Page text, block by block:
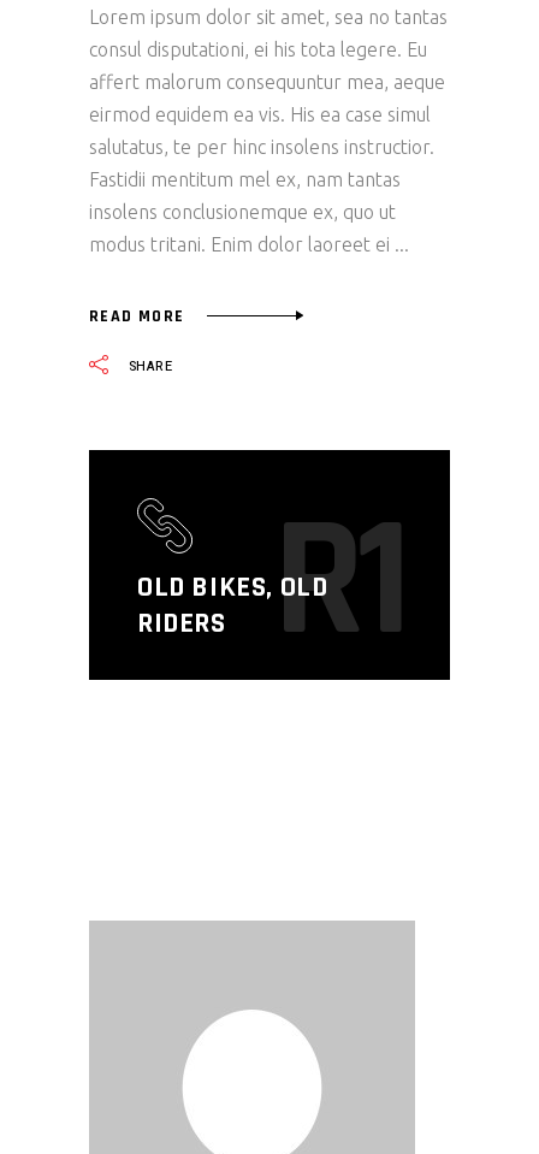
Lorem ipsum dolor sit amet, sea no tantas
consul disputationi, ei his tota legere. Eu
affert malorum consequuntur mea, aeque
eirmod equidem ea vis. His ea case simul
salutatus, te per hinc insolens instructior.
Fastidii mentitum mel ex, nam tantas
insolens conclusionemque ex, quo ut
modus tritani. Enim dolor laoreet ei
READ MORE
SHARE
OLD BIKES, OLD
RIDERS
R1